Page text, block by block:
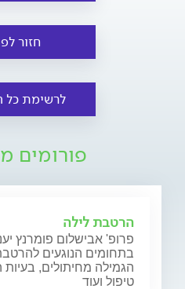
חזור
לרשימת כל
פורומים
הרטבת לילה
פרופ' אבישלום פומרנץ
בתחומים הנוגעים להרטבת
הגמילה מחיתולים,
טיפול ועוד